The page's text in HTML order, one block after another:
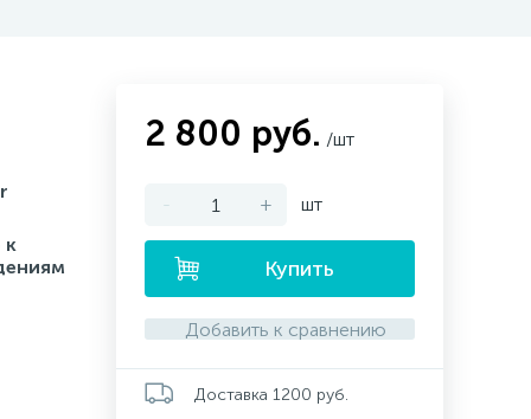
к
2 800 руб. /шт
- + шт
Купить
Добавить к сравнению
Доставка 1200 руб.